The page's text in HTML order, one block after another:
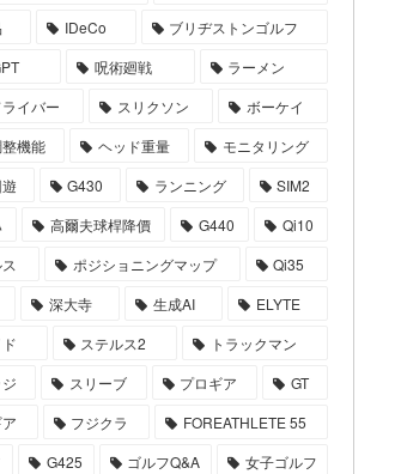
IDeCo
ブリヂストンゴルフ
呪術廻戦
ラーメン
ライバー
スリクソン
ボーケイ
機能
ヘッド重量
モニタリング
G430 ランニング
SIM2
高爾夫球桿降價 G440
Qi10
ポジショニングマップ
Qi35
深大寺 生成AI
ELYTE
ステルス2
トラックマン
スリーブ プロギア
GT
フジクラ
FOREATHLETE 55
G425 ゴルフQ&A
女子ゴルフ